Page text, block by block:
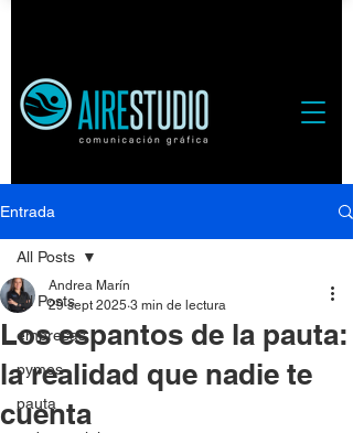
Entrada
All Posts
empresas
pymes
pauta
All Posts
Los espantos de la pauta:
la realidad que nadie te
cuenta
Andrea Marín
29 sept 2025 3 min de lectura